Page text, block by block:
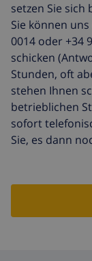
Zusätzliche
reinigung
setzen Sie
Sie können
0014 oder +34
schicken
Stunden, oft
stehen Ihnen
betrieblichen
sofort
Sie, es dann